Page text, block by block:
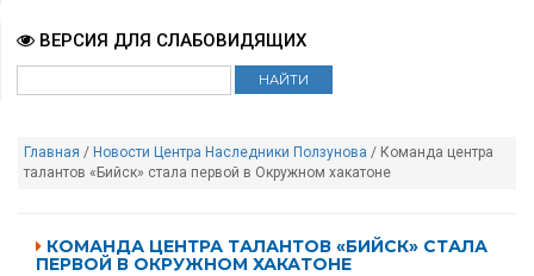
ВЕРСИЯ ДЛЯ СЛАБОВИДЯЩИХ
Главная / Новости Центра Наследники Ползунова / Команда центра
талантов «Бийск» стала первой в Окружном хакатоне
КОМАНДА ЦЕНТРА ТАЛАНТОВ «БИЙСК» СТАЛА
ПЕРВОЙ В ОКРУЖНОМ ХАКАТОНЕ